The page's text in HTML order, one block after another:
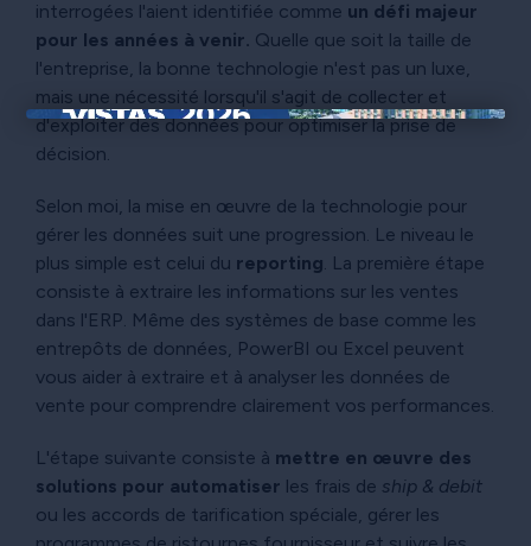
interrogées l'aient identifiée comme un défi majeur
pour les années à venir. Quelle que soit la taille de
l'entreprise, la bonne technologie n'est pas un luxe,
mais une nécessité lorsqu'il s'agit de collecter et
d'exploiter des données pour optimiser la prise de
décision.
Selon moi, la mise en œuvre de la technologie pour
gérer les données suit une progression. Le niveau le
plus simple est celui du reporting. La première étape
consiste à extraire les informations sur les ventes
dans l'ERP. Même des systèmes de base comme les
entrepôts de données, PowerBI ou Excel peuvent
vous aider à extraire et à analyser les données de
vente pour comprendre clairement vos performances.
L'étape suivante consiste à mettre en œuvre des
solutions pour automatiser les frais de ship & debit
ou les accords de tarification spéciale, gérer les